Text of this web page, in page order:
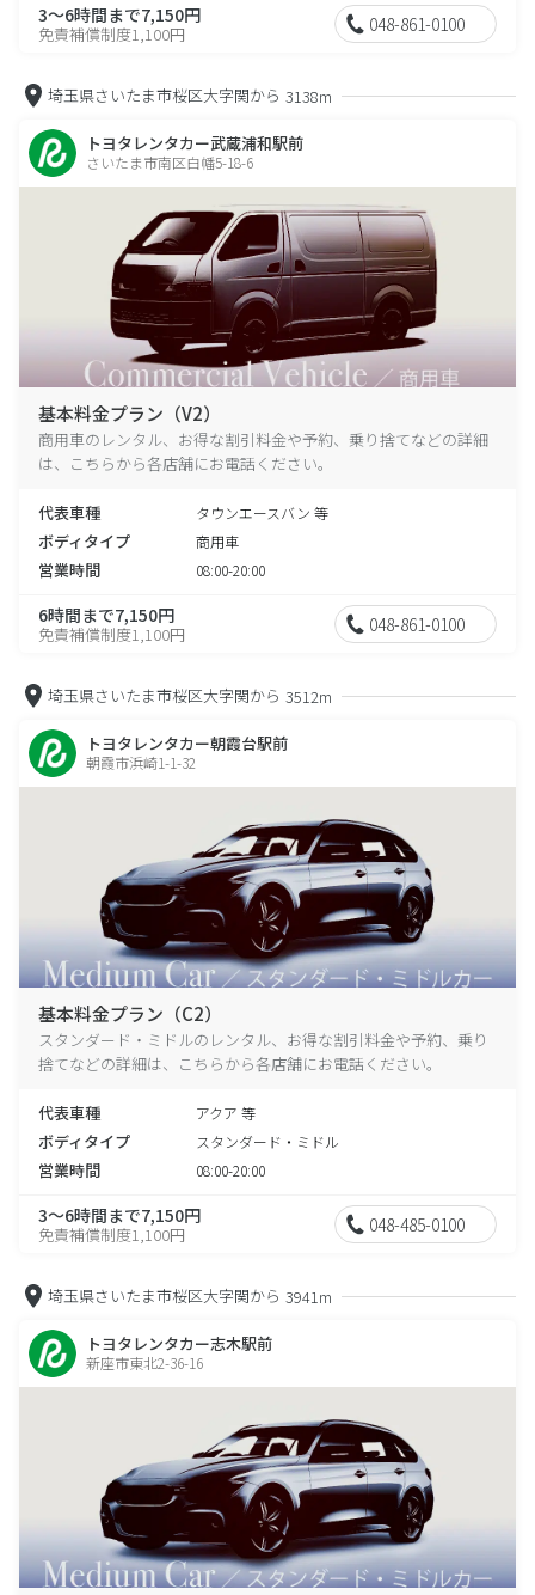
3～6時間まで7,150円
免責補償制度1,100円 048-861-0100
埼玉県さいたま市桜区大字関から 3138m
トヨタレンタカー武蔵浦和駅前
さいたま市南区白幡5-18-6
基本料金プラン（V2）
商用車のレンタル、お得な割引料金や予約、乗り捨てなどの詳細
は、こちらから各店舗にお電話ください。
代表車種 タウンエースバン 等
ボディタイプ 商用車
営業時間 08:00-20:00
6時間まで7,150円
免責補償制度1,100円 048-861-0100
埼玉県さいたま市桜区大字関から 3512m
トヨタレンタカー朝霞台駅前
朝霞市浜崎1-1-32
基本料金プラン（C2）
スタンダード・ミドルのレンタル、お得な割引料金や予約、乗り
捨てなどの詳細は、こちらから各店舗にお電話ください。
代表車種 アクア 等
ボディタイプ スタンダード・ミドル
営業時間 08:00-20:00
3～6時間まで7,150円
免責補償制度1,100円 048-485-0100
埼玉県さいたま市桜区大字関から 3941m
トヨタレンタカー志木駅前
新座市東北2-36-16